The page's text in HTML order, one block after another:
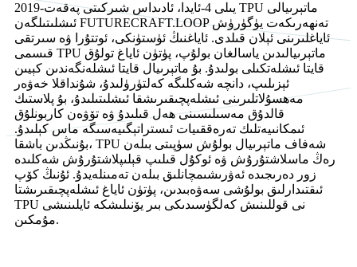
2019-يىلى 4-ئايدا، ئادىداس شىركىتى پەقەت TPU ماتېرىيالى
ئىشلىتىلگەن FUTURECRAFT.LOOP تەنھەرىكەت يۈگۈرۈش
ئاياغلىرىنى ئېلان قىلدى. ئاياغنىڭ ئۈستۈنكى، ئوتتۇرا ۋە سىرتقى
قىسمى TPU ماتېرىيالىدىن ياسالغان بولۇپ، پۈتۈن ئاياغ تولۇق
قايتا ئىشلەتكىلى بولىدۇ. بۇ ماتېرىيال قايتا ئىشلەنگەندىن كېيىن
ئېزىلىپ، دانچە شەكلىگە كەلتۈرۈلىدۇ، شۇنداقلا خەۋەر
مەھسۇلاتلىرىنى ئىشلەپچىقىرىشقا ئىشلىتىلىدۇ، بۇ پلاستىك
قالدۇق مەسىلىسىنى ھەل قىلىدۇ ۋە تۆۋەن كاربونلۇق
ئىمكانىيەتلىك تەرەققىيات ئىستراتېگىيەسىگە ماس كېلىدۇ.
بۇنىڭدىن باشقا، TPU شەفاف ماتېرىيال بولۇش سۈپىتى بىلەن
رەڭ ماسلاشتۇرۇش ۋە ئوكۇل قىلىپ قېلىپلاشتۇرۇش شەكلىدە
زور دەرىجىدە ئەۋرىشىمچانلىق بىلەن تەمىنلەيدۇ. ئۇنىڭ كۆپ
ئىقتىدارلىق بولۇشى سەۋەبىدىن، پۈتۈن ئاياغ ئىشلەپچىقىرىشتا
TPU نى قوللىنىش كەلگۈسىدىكى بىر يۆنىلىشكە ئايلىنىشى
مۇمكىن.